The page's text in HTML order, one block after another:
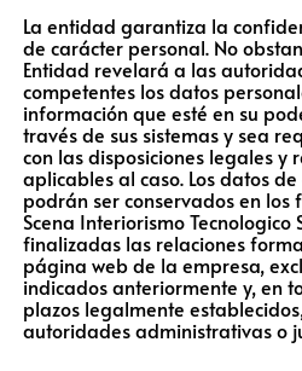
La entidad garantiza la
de carácter personal. No
Entidad revelará a las
competentes los datos
información que esté en su
través de sus sistemas y sea
con las disposiciones legales y
aplicables al caso. Los datos
podrán ser conservados en
Scena Interiorismo Tecnologico
finalizadas las relaciones
página web de la empresa,
indicados anteriormente y, en
plazos legalmente
autoridades administrativas o